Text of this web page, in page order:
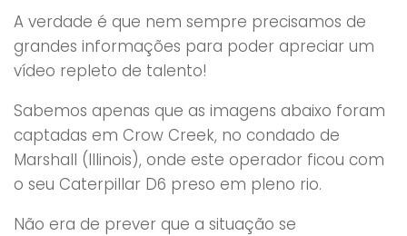
A verdade é que nem sempre precisamos de
grandes informações para poder apreciar um
vídeo repleto de talento!
Sabemos apenas que as imagens abaixo foram
captadas em Crow Creek, no condado de
Marshall (Illinois), onde este operador ficou com
o seu Caterpillar D6 preso em pleno rio.
Não era de prever que a situação se